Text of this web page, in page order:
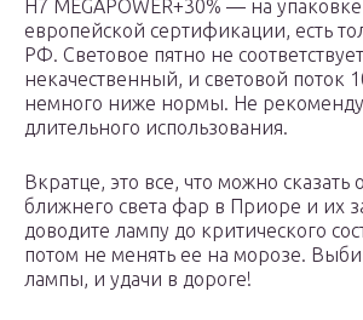
H7 MEGAPOWER+30% — на
европейской сертификации, есть
РФ. Световое пятно не
некачественный, и световой поток
немного ниже нормы. Не
длительного использования.
Вкратце, это все, что можно сказать
ближнего света фар в Приоре и их
доводите лампу до критического
потом не менять ее на морозе.
лампы, и удачи в дороге!